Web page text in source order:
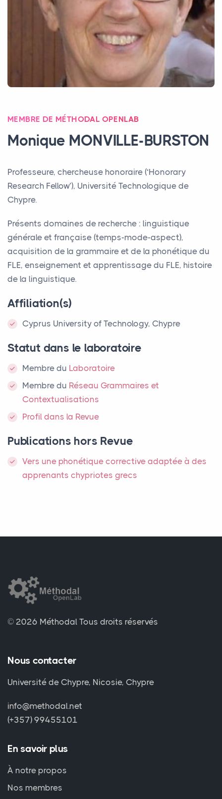
MEMBRE DE MÉTHODAL OPENLAB
Monique MONVILLE- BURSTON
Professeure, chercheuse honoraire (‘Honorary
Research Fellow’), Université Technologique de
Chypre.
Présents domaines de recherche : linguistique
générale et française (temps-mode-aspect),
acquisition de la grammaire et de la phonétique du
FLE, enseignement et apprentissage du FLE, histoire
de la linguistique.
Affiliation(s)
Cyprus University of Technology, Chypre
Statut dans le laboratoire
Membre du Laboratoire
Membre du Réseau Grammaires et
Contextualisations
Profil dans la Revue
Publications hors Revue
Vers une phonétique corrective adaptée à des
apprenants chypriotes grecs
© 2026 Méthodal Tous droits réservés
Nous contacter
Université de Chypre, Nicosie, Chypre
info@methodal.net
(+357) 99455101
En savoir plus
À notre propos
Nos membres